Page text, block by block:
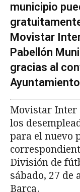
municipio
Movistar
Pabellón
gracias al
Movistar Inter
los
para el nuevo
División de
sábado, 27 de
Barça.